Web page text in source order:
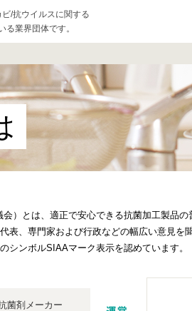
/抗ウイルスに関する
る業界団体です。
）とは、適正で安心できる抗菌加工製品
表、専門家および行政などの幅広い意見
シンボルSIAAマーク表示を認めています。
菌剤メーカー